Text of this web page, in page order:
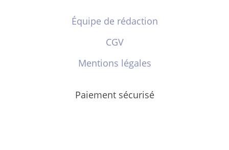
Équipe de rédaction
CGV
Mentions légales
Paiement sécurisé